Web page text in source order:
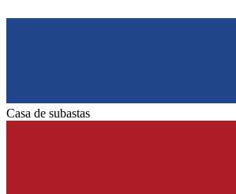
Casa de subastas